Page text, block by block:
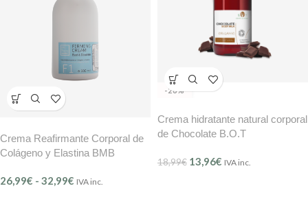
Crema Reafirmante Corporal de
Colágeno y Elastina BMB
26,99€ - 32,99€ IVA inc.
-26%
Crema hidratante natural corporal
de Chocolate B.O.T
18,99€ 13,96€ IVA inc.